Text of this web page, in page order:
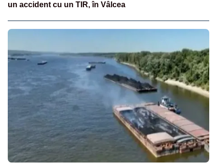
un accident cu un TIR, în Vâlcea